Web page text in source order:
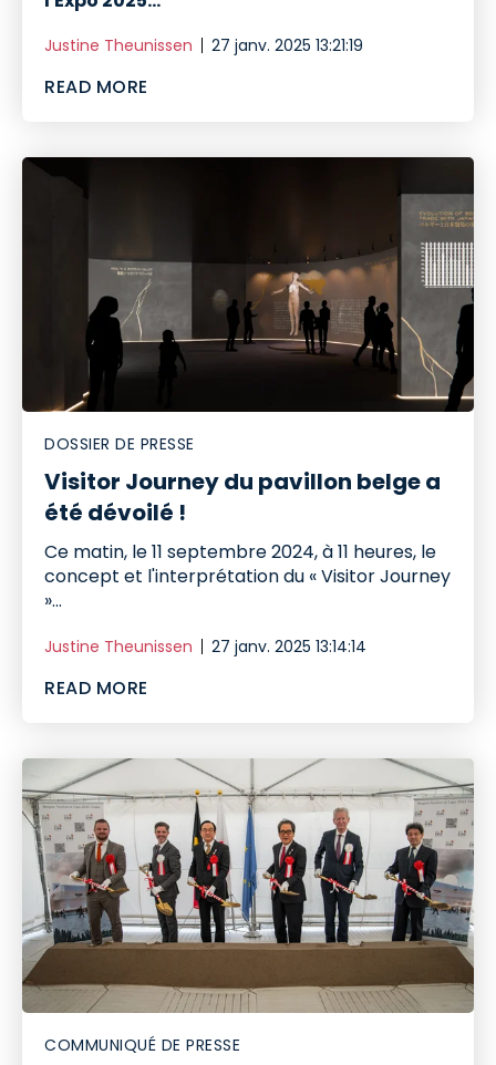
Justine Theunissen 27 janv. 2025 13:21:19
READ MORE
DOSSIER DE PRESSE
Visitor Journey du pavillon belge a
été dévoilé !
Ce matin, le 11 septembre 2024, à 11 heures, le
concept et l'interprétation du « Visitor Journey
»...
Justine Theunissen 27 janv. 2025 13:14:14
READ MORE
COMMUNIQUÉ DE PRESSE